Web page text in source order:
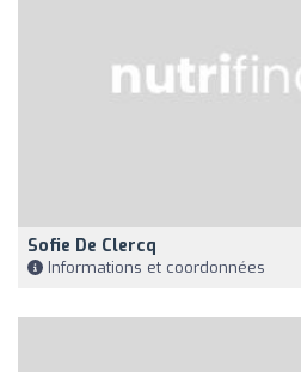
Sofie De Clercq
Informations et coordonnées